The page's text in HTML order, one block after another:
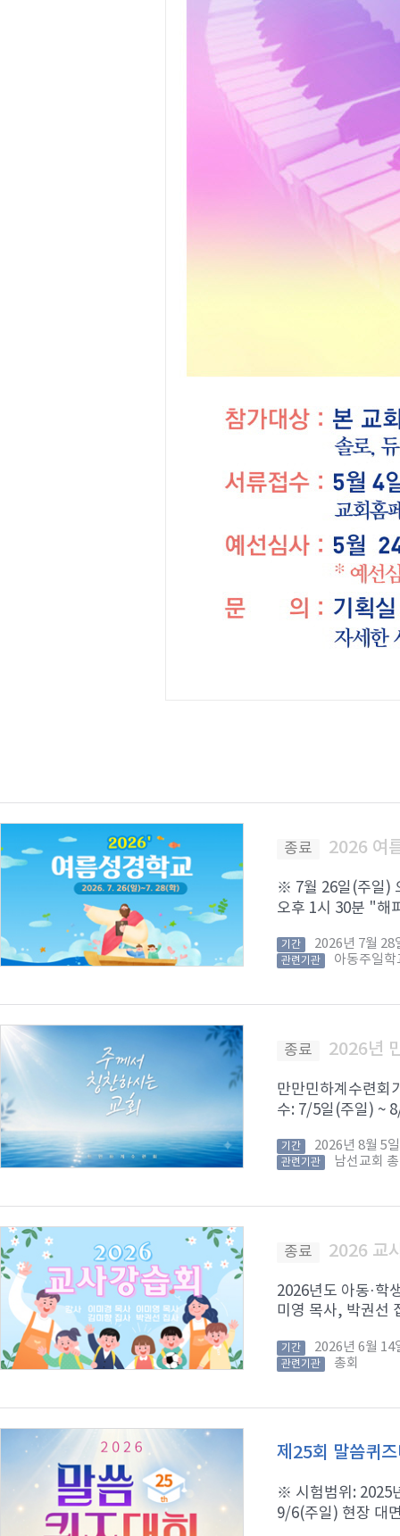
종료 2026 여
※ 7월 26일(주일)
오후 1시 30분 "해
기간 2026년 7월 28
관련기관 아동주일학
종료 2026년
만만민하계수련회
수: 7/5일(주일) ~
기간 2026년 8월 5
관련기관 남선교회
종료 2026 교
2026년도 아동·학
미영 목사, 박권선
기간 2026년 6월 14
관련기관 총회
제25회 말씀퀴
※ 시험범위: 2025
9/6(주일) 현장 대